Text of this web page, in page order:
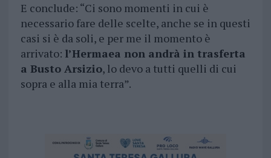
E conclude: “Ci sono momenti in cui è
necessario fare delle scelte, anche se in questi
casi si è da soli, e per me il momento è
arrivato: l’Hermaea non andrà in trasferta
a Busto Arsizio, lo devo a tutti quelli di cui
sopra e alla mia terra”.